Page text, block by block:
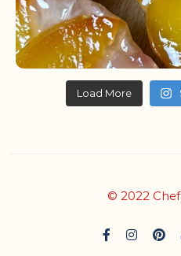
Load More
© 2022